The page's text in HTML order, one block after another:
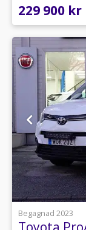
229 900 kr
Begagnad 2023